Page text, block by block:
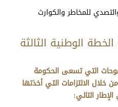
للمخاطر والكوارث
الوطنية الثالثة
التي تسعى الحكومة
خلال الالتزامات التي أخذتها
التالي: